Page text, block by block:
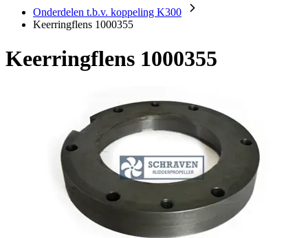
Onderdelen t.b.v. koppeling K300
Keerringflens 1000355
Keerringflens 1000355